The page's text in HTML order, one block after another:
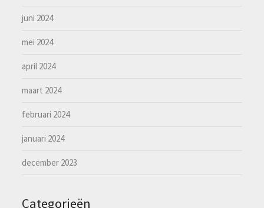
juni 2024
mei 2024
april 2024
maart 2024
februari 2024
januari 2024
december 2023
Categorieën